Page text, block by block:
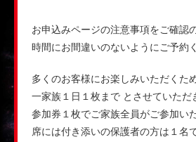
お申込みページの注意事項をご確認
時間にお間違いのないようにご予約
多くのお客様にお楽しみいただくた
一家族１日１枚まで とさせていただ
参加券１枚でご家族全員がご参加い
席には付き添いの保護者の方は１名